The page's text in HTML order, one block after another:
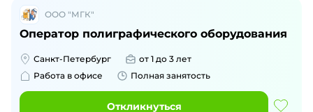
ООО "МГК"
Оператор полиграфического оборудования
Санкт-Петербург
от 1 до 3 лет
Работа в офисе
Полная занятость
Откликнуться